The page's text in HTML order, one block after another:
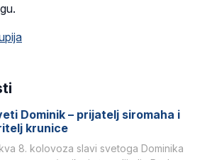
Dominik – prijatelj siromaha i
krunice
8. kolovoza slavi svetoga Dominika